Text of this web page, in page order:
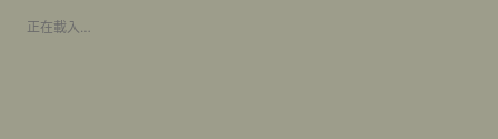
正在載入…